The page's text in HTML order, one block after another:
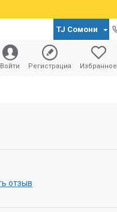
TJ Сомони
Войти Регистрация Избранное
отзыв